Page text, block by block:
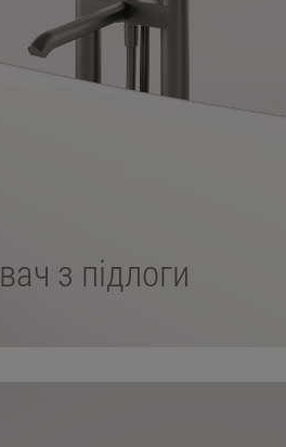
з підлоги